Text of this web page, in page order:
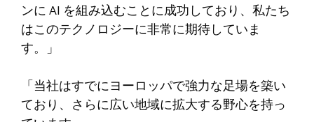
ンに AI を組み込むことに成功しており、私たち
はこのテクノロジーに非常に期待していま
す。」
「当社はすでにヨーロッパで強力な足場を築い
ており、さらに広い地域に拡大する野心を持っ